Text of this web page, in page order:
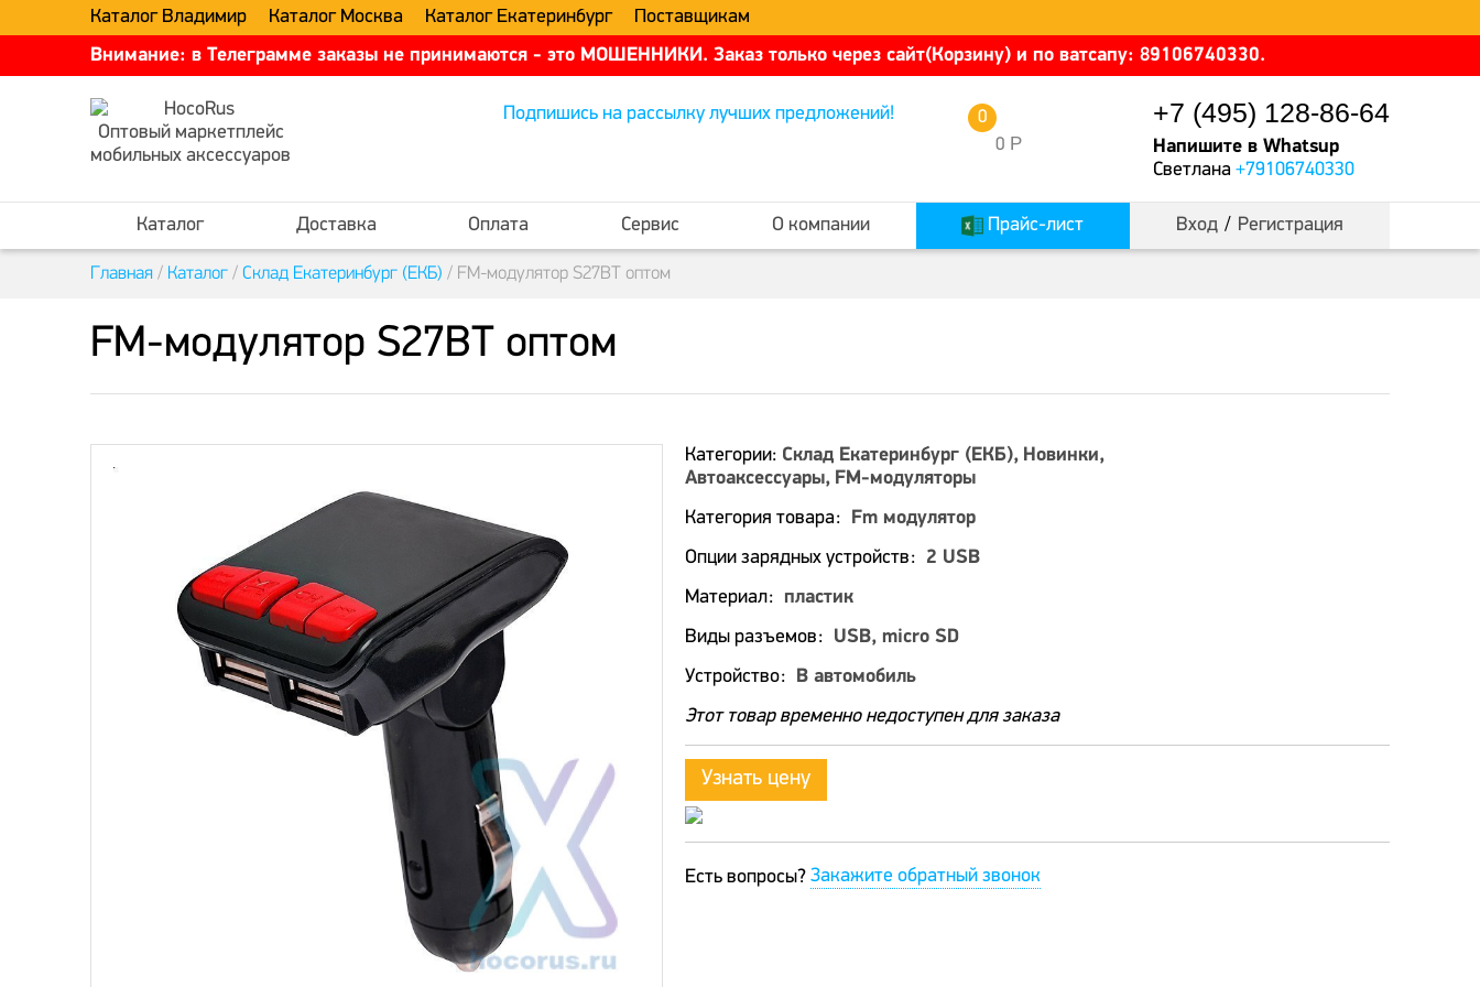
Каталог Владимир Каталог Москва Каталог Екатеринбург
Поставщикам
Внимание: в Телеграмме заказы не принимаются - это МОШЕННИКИ. Заказ только через сайт(Корзину) и по ватсапу: 89106740330.
Оптовый маркетплейс
мобильных аксессуаров
Подпишись на рассылку лучших предложений!
0 Р
0 +7 (495) 128-86-64
Напишите в Whatsup
Светлана +79106740330
Каталог Доставка Оплата Сервис О компании Прайс-лист Вход / Регистрация
Главная / Каталог / Склад Екатеринбург (ЕКБ) / FM-модулятор S27BT оптом
FM-модулятор S27BT оптом
Категории: Склад Екатеринбург (ЕКБ) Новинки
Автоаксессуары FM-модуляторы
Категория товара
Fm модулятор
Опции зарядных устройств
2 USB
Материал
пластик
Виды разъемов
USB, micro SD
Устройство
В автомобиль
Этот товар временно недоступен для заказа
Узнать цену
Есть вопросы? Закажите обратный звонок